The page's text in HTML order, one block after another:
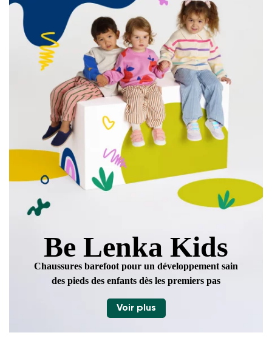
Be Lenka Kids
Chaussures barefoot pour un développement sain
des pieds des enfants dès les premiers pas
Voir plus